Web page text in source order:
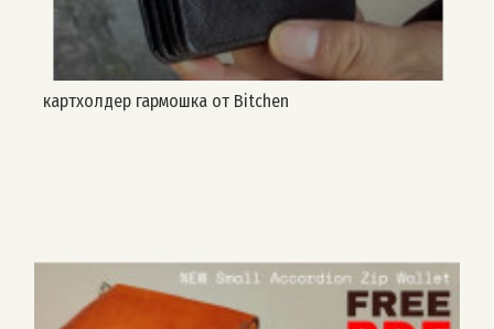
картхолдер гармошка от Bitchen